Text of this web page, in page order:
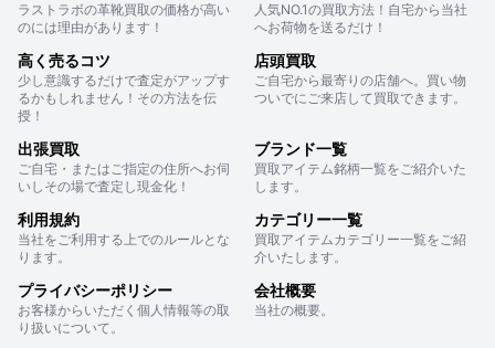
ラストラボの革靴買取の価格が高い
のには理由があります！
人気NO.1の買取方法！自宅から当社
へお荷物を送るだけ！
高く売るコツ
少し意識するだけで査定がアップす
るかもしれません！その方法を伝
授！
店頭買取
ご自宅から最寄りの店舗へ。買い物
ついでにご来店して買取できます。
出張買取
ご自宅・またはご指定の住所へお伺
いしその場で査定し現金化！
ブランド一覧
買取アイテム銘柄一覧をご紹介いた
します。
利用規約
当社をご利用する上でのルールとな
ります。
カテゴリー一覧
買取アイテムカテゴリー一覧をご紹
介いたします。
プライバシーポリシー
お客様からいただく個人情報等の取
り扱いについて。
会社概要
当社の概要。